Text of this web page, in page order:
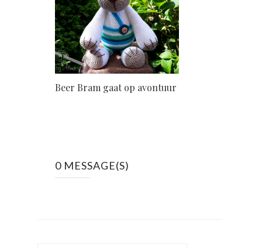
Beer Bram gaat op avontuur
0 MESSAGE(S)